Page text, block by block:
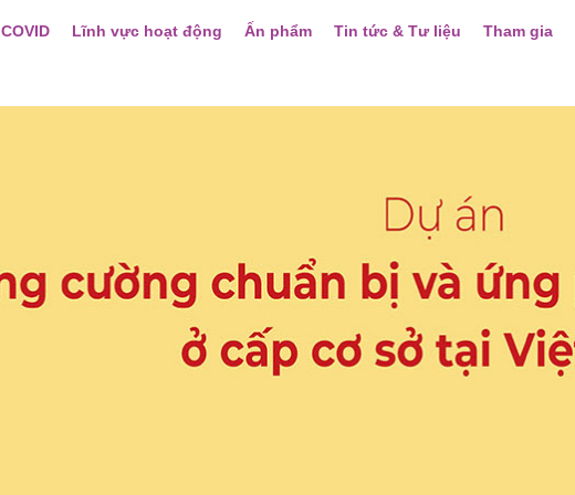
Lĩnh vực hoạt động Ấn phẩm Tin tức & Tư liệu Tham gia